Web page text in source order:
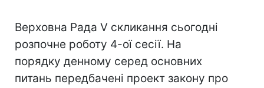
Верховна Рада V скликання сьогодні
розпочне роботу 4-ої сесії. На
порядку денному серед основних
питань передбачені проект закону про